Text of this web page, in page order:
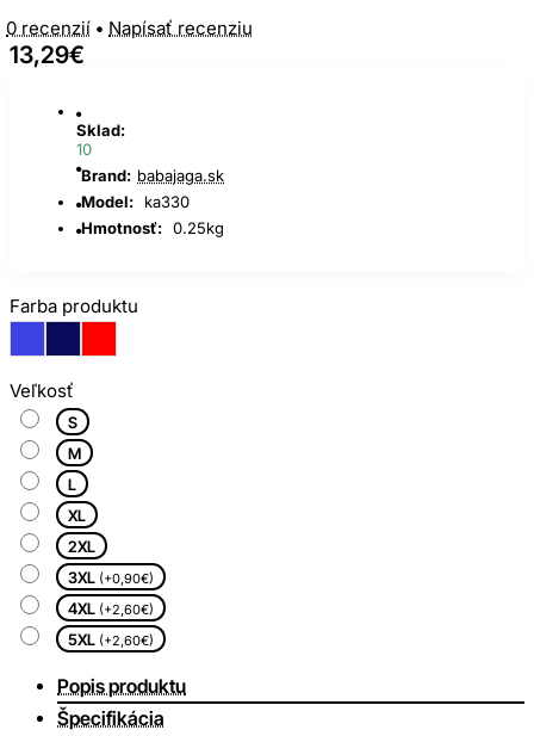
0 recenzií • Napísať recenziu
13,29€
Sklad:
10
Brand: babajaga.sk
Model:
ka330
Hmotnosť: 0.25kg
Farba produktu
Veľkosť
S
M
L
XL
2XL
3XL (+0,90€)
4XL (+2,60€)
5XL (+2,60€)
Popis produktu
Špecifikácia